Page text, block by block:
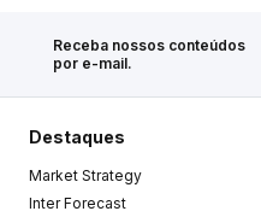
Receba nossos conteúdos
por e-mail.
Destaques
Market Strategy
Inter Forecast